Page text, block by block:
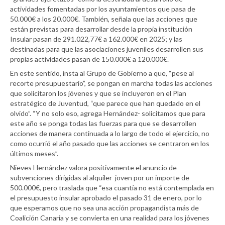
actividades fomentadas por los ayuntamientos que pasa de
50.000€ a los 20.000€. También, señala que las acciones que
están previstas para desarrollar desde la propia institución
Insular pasan de 291.022,77€ a 162.000€ en 2025; y las
destinadas para que las asociaciones juveniles desarrollen sus
propias actividades pasan de 150.000€ a 120.000€.
En este sentido, insta al Grupo de Gobierno a que, “pese al
recorte presupuestario”, se pongan en marcha todas las acciones
que solicitaron los jóvenes y que se incluyeron en el Plan
estratégico de Juventud, “que parece que han quedado en el
olvido”. “Y no solo eso, agrega Hernández- solicitamos que para
este año se ponga todas las fuerzas para que se desarrollen
acciones de manera continuada a lo largo de todo el ejercicio, no
como ocurrió el año pasado que las acciones se centraron en los
últimos meses”.
Nieves Hernández valora positivamente el anuncio de
subvenciones dirigidas al alquiler joven por un importe de
500.000€, pero traslada que “esa cuantía no está contemplada en
el presupuesto insular aprobado el pasado 31 de enero, por lo
que esperamos que no sea una acción propagandista más de
Coalición Canaria y se convierta en una realidad para los jóvenes